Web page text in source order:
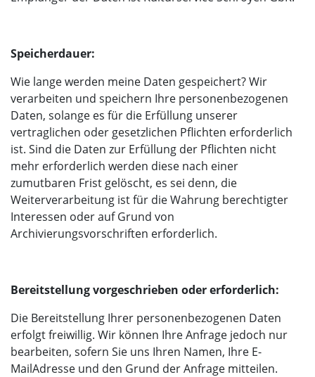
Speicherdauer:
Wie lange werden meine Daten gespeichert? Wir
verarbeiten und speichern Ihre personenbezogenen
Daten, solange es für die Erfüllung unserer
vertraglichen oder gesetzlichen Pflichten erforderlich
ist. Sind die Daten zur Erfüllung der Pflichten nicht
mehr erforderlich werden diese nach einer
zumutbaren Frist gelöscht, es sei denn, die
Weiterverarbeitung ist für die Wahrung berechtigter
Interessen oder auf Grund von
Archivierungsvorschriften erforderlich.
Bereitstellung vorgeschrieben oder erforderlich:
Die Bereitstellung Ihrer personenbezogenen Daten
erfolgt freiwillig. Wir können Ihre Anfrage jedoch nur
bearbeiten, sofern Sie uns Ihren Namen, Ihre E-
MailAdresse und den Grund der Anfrage mitteilen.